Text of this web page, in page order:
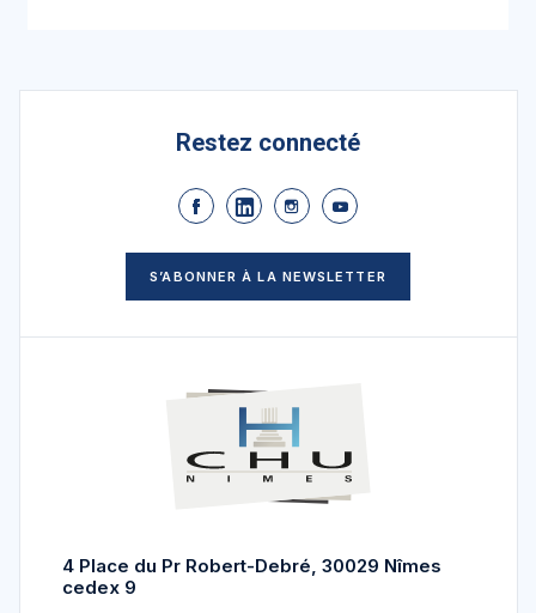
Restez connecté
S’ABONNER À LA NEWSLETTER
4 Place du Pr Robert-Debré, 30029 Nîmes
cedex 9